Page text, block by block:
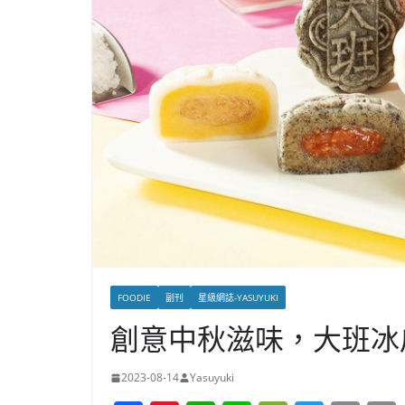
FOODIE 副刊 星級網誌-YASUYUKI
創意中秋滋味，大班
2023-08-14 Yasuyuki